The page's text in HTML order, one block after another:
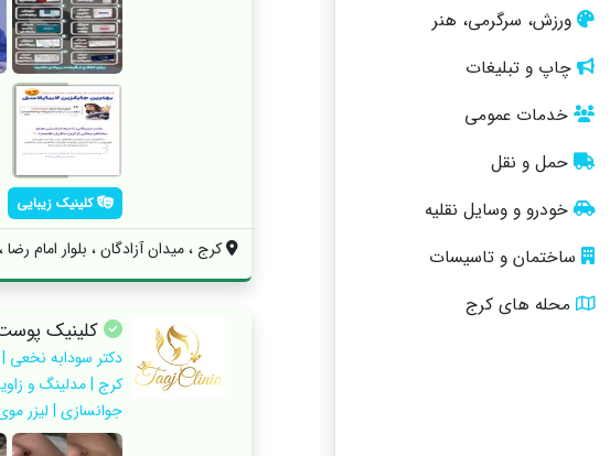
ورزش، سرگرمی، هنر
چاپ و تبلیغات
خدمات عمومی
حمل و نقل
خودرو و وسایل نقلیه
ساختمان و تاسیسات
محله های کرج
کلینیک زیبایی
کرج ، میدان آزادگان ، بلوار امام
کلینیک
دکتر سودابه نخعی
کرج | مدلینگ و
جوانسازی | لیزر